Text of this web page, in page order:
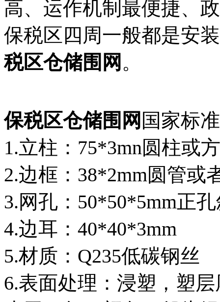
高、运作机制最便捷、
保税区四周一般都是安
税区仓储围网 。
保税区仓储围网 国家标
1.立柱：75*3mn圆柱或
2.边框：38*2mm圆管或
3.网孔：50*50*5mm正
4.边耳：40*40*3mm
5.材质：Q235低碳钢丝
6.表面处理：浸塑，塑